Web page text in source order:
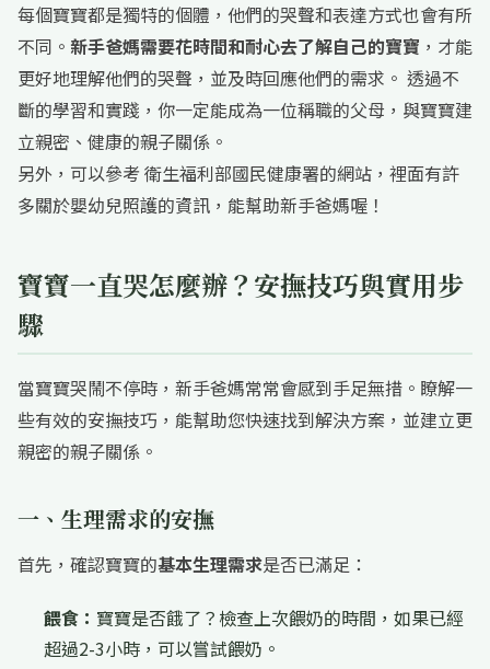
每個寶寶都是獨特的個體，他們的哭聲和表達方式也會有所
不同。 新手爸媽需要花時間和耐心去了解自己的寶寶 ，才能
更好地理解他們的哭聲，並及時回應他們的需求。 透過不
斷的學習和實踐，你一定能成為一位稱職的父母，與寶寶建
立親密、健康的親子關係。
另外，可以參考 衛生福利部國民健康署的網站，裡面有許
多關於嬰幼兒照護的資訊，能幫助新手爸媽喔！
寶寶一直哭怎麼辦？安撫技巧與實用步
驟
當寶寶哭鬧不停時，新手爸媽常常會感到手足無措。瞭解一
些有效的安撫技巧，能幫助您快速找到解決方案，並建立更
親密的親子關係。
一、生理需求的安撫
首先，確認寶寶的基本生理需求是否已滿足：
餵食： 寶寶是否餓了？檢查上次餵奶的時間，如果已經
超過2-3小時，可以嘗試餵奶。